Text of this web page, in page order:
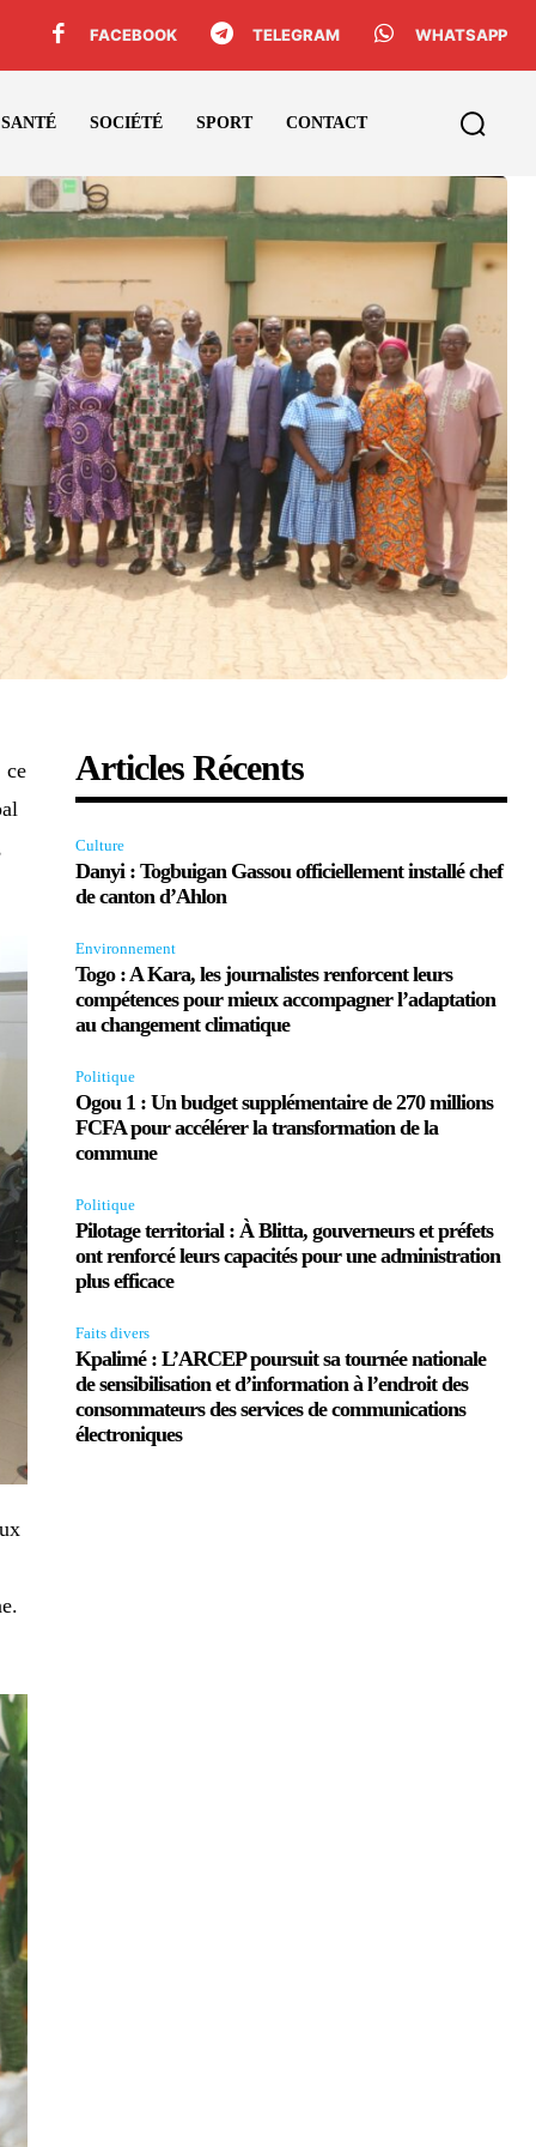
FACEBOOK TELEGRAM WHATSAPP
SANTÉ SOCIÉTÉ SPORT CONTACT
ce
Articles Récents
Culture
Danyi : Togbuigan Gassou officiellement installé chef
de canton d’Ahlon
Environnement
Togo : A Kara, les journalistes renforcent leurs
compétences pour mieux accompagner l’adaptation
au changement climatique
Politique
Ogou 1 : Un budget supplémentaire de 270 millions
FCFA pour accélérer la transformation de la
commune
Politique
Pilotage territorial : À Blitta, gouverneurs et préfets
ont renforcé leurs capacités pour une administration
plus efficace
Faits divers
Kpalimé : L’ARCEP poursuit sa tournée nationale
de sensibilisation et d’information à l’endroit des
consommateurs des services de communications
électroniques